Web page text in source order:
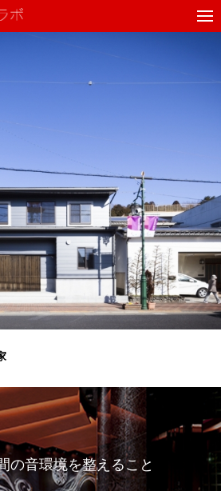
の音環境を整えること